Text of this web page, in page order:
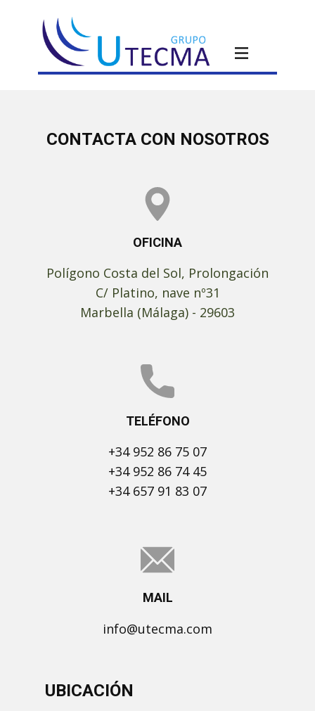
CONTACTA CON NOSOTROS
OFICINA
Polígono Costa del Sol, Prolongación
C/ Platino, nave nº31
Marbella (Málaga) - 29603
TELÉFONO
+34 952 86 75 07
+34 952 86 74 45
+34 657 91 83 07
MAIL
info@utecma.com
UBICACIÓN